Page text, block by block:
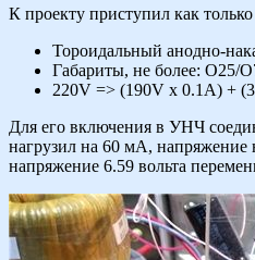
К проекту приступил как
Тороидальный анодно-
Габариты, не более: O25/
220V => (190V x 0.1А) +
Для его включения в УНЧ
нагрузил на 60 мА, напряжение
напряжение 6.59 вольта